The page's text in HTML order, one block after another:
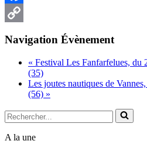
Facebook
Navigation Évènement
« Festival Les Fanfarfelues, du
(35)
Les joutes nautiques de
(56) »
Rechercher...
A la une